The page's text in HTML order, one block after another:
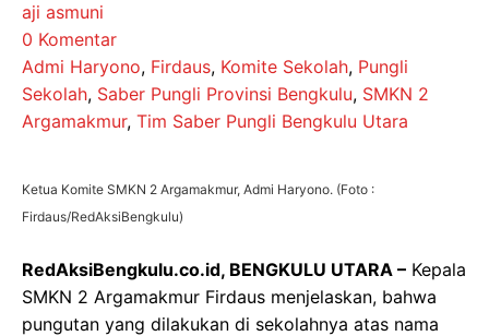
aji asmuni
0 Komentar
Admi Haryono, Firdaus, Komite Sekolah, Pungli
Sekolah, Saber Pungli Provinsi Bengkulu, SMKN 2
Argamakmur, Tim Saber Pungli Bengkulu Utara
Ketua Komite SMKN 2 Argamakmur, Admi Haryono. (Foto :
Firdaus/RedAksiBengkulu)
RedAksiBengkulu.co.id, BENGKULU UTARA – Kepala
SMKN 2 Argamakmur Firdaus menjelaskan, bahwa
pungutan yang dilakukan di sekolahnya atas nama